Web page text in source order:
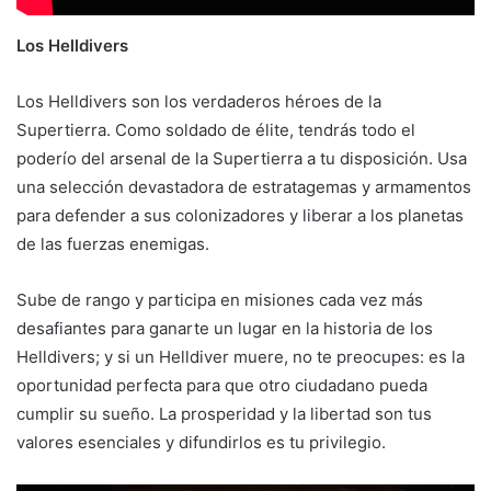
Los Helldivers
Los Helldivers son los verdaderos héroes de la
Supertierra. Como soldado de élite, tendrás todo el
poderío del arsenal de la Supertierra a tu disposición. Usa
una selección devastadora de estratagemas y armamentos
para defender a sus colonizadores y liberar a los planetas
de las fuerzas enemigas.
Sube de rango y participa en misiones cada vez más
desafiantes para ganarte un lugar en la historia de los
Helldivers; y si un Helldiver muere, no te preocupes: es la
oportunidad perfecta para que otro ciudadano pueda
cumplir su sueño. La prosperidad y la libertad son tus
valores esenciales y difundirlos es tu privilegio.